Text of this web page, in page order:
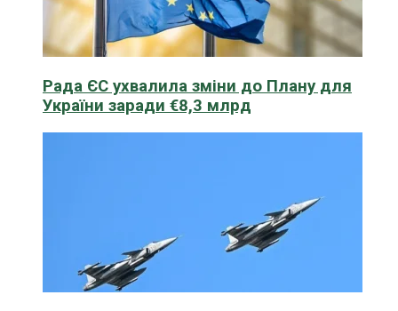
Рада ЄС ухвалила зміни до Плану для
України заради €8,3 млрд